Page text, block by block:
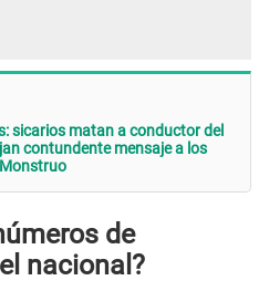
sicarios matan a conductor del
contundente mensaje a los
de
nacional?